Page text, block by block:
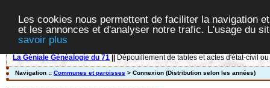
Les cookies nous permettent de faciliter la navigation
et les annonces et d'analyser notre trafic. L'usage du
savoir plus
La Géniale Généalogie du 71 Dépouillement de tables et actes d'état-civil
Navigation :: Communes et paroisses > Connexion (Distribution selon les années)